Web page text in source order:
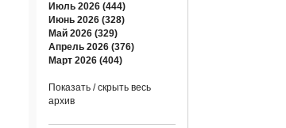
Июль 2026 (444)
Июнь 2026 (328)
Май 2026 (329)
Апрель 2026 (376)
Март 2026 (404)
Показать / скрыть весь
архив